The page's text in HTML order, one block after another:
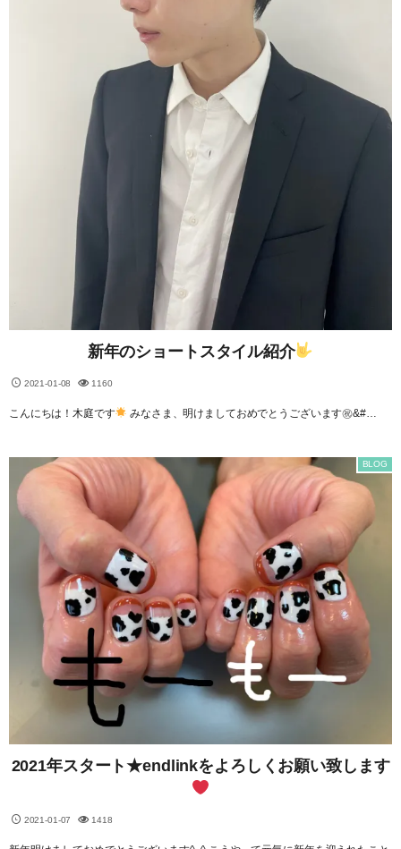
新年のショートスタイル紹介
2021-01-08 1160
こんにちは！木庭です みなさま、明けましておめでとうございます㊗&#…
2021年スタート★endlinkをよろしくお願い致します
2021-01-07
BLOG
1418